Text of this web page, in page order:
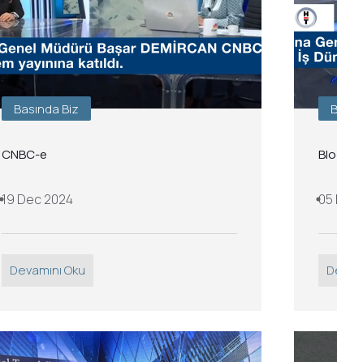
Basında Biz
CNBC-e
19 Dec 2024
Devamını Oku
05